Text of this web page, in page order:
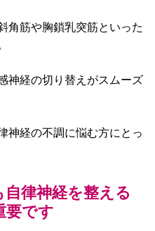
角筋や胸鎖乳突筋といった
神経の切り替えがスムーズ
神経の不調に悩む方にとっ
律神経を整える
要です